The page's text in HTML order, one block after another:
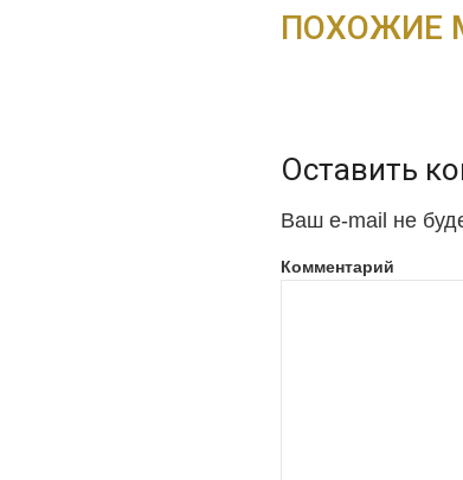
ПОХОЖИЕ
Оставить
Ваш e-mail не
Комментарий